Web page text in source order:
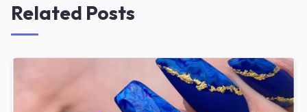
Related Posts